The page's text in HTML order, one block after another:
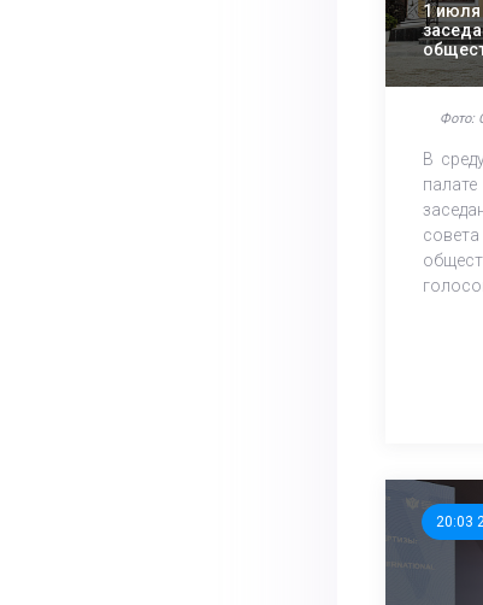
1
Фото:
В
20:03